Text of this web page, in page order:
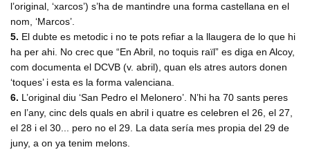
l’original, ‘xarcos’) s’ha de mantindre una forma castellana en el
nom, ‘Marcos’.
5. El dubte es metodic i no te pots refiar a la llaugera de lo que hi
ha per ahi. No crec que “En Abril, no toquis raïl” es diga en Alcoy,
com documenta el DCVB (v. abril), quan els atres autors donen
‘toques’ i esta es la forma valenciana.
6. L’original diu ‘San Pedro el Melonero’. N’hi ha 70 sants peres
en l’any, cinc dels quals en abril i quatre es celebren el 26, el 27,
el 28 i el 30... pero no el 29. La data sería mes propia del 29 de
juny, a on ya tenim melons.